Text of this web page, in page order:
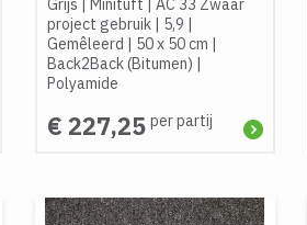
Grijs | Minituft | AC 33 Zwaar
project gebruik| 5,9 |
Gemêleerd | 50 x 50 cm |
Back2Back (Bitumen) |
Polyamide
€ 227,25 per partij